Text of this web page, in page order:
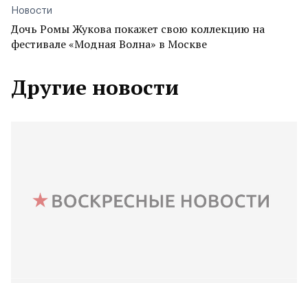
Новости
Дочь Ромы Жукова покажет свою коллекцию на
фестивале «Модная Волна» в Москве
Другие новости